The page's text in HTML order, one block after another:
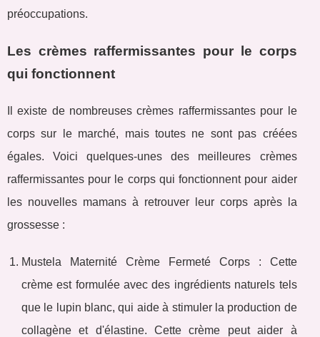
préoccupations.
Les crèmes raffermissantes pour le corps
qui fonctionnent
Il existe de nombreuses crèmes raffermissantes pour le
corps sur le marché, mais toutes ne sont pas créées
égales. Voici quelques-unes des meilleures crèmes
raffermissantes pour le corps qui fonctionnent pour aider
les nouvelles mamans à retrouver leur corps après la
grossesse :
Mustela Maternité Crème Fermeté Corps : Cette
crème est formulée avec des ingrédients naturels tels
que le lupin blanc, qui aide à stimuler la production de
collagène et d'élastine. Cette crème peut aider à